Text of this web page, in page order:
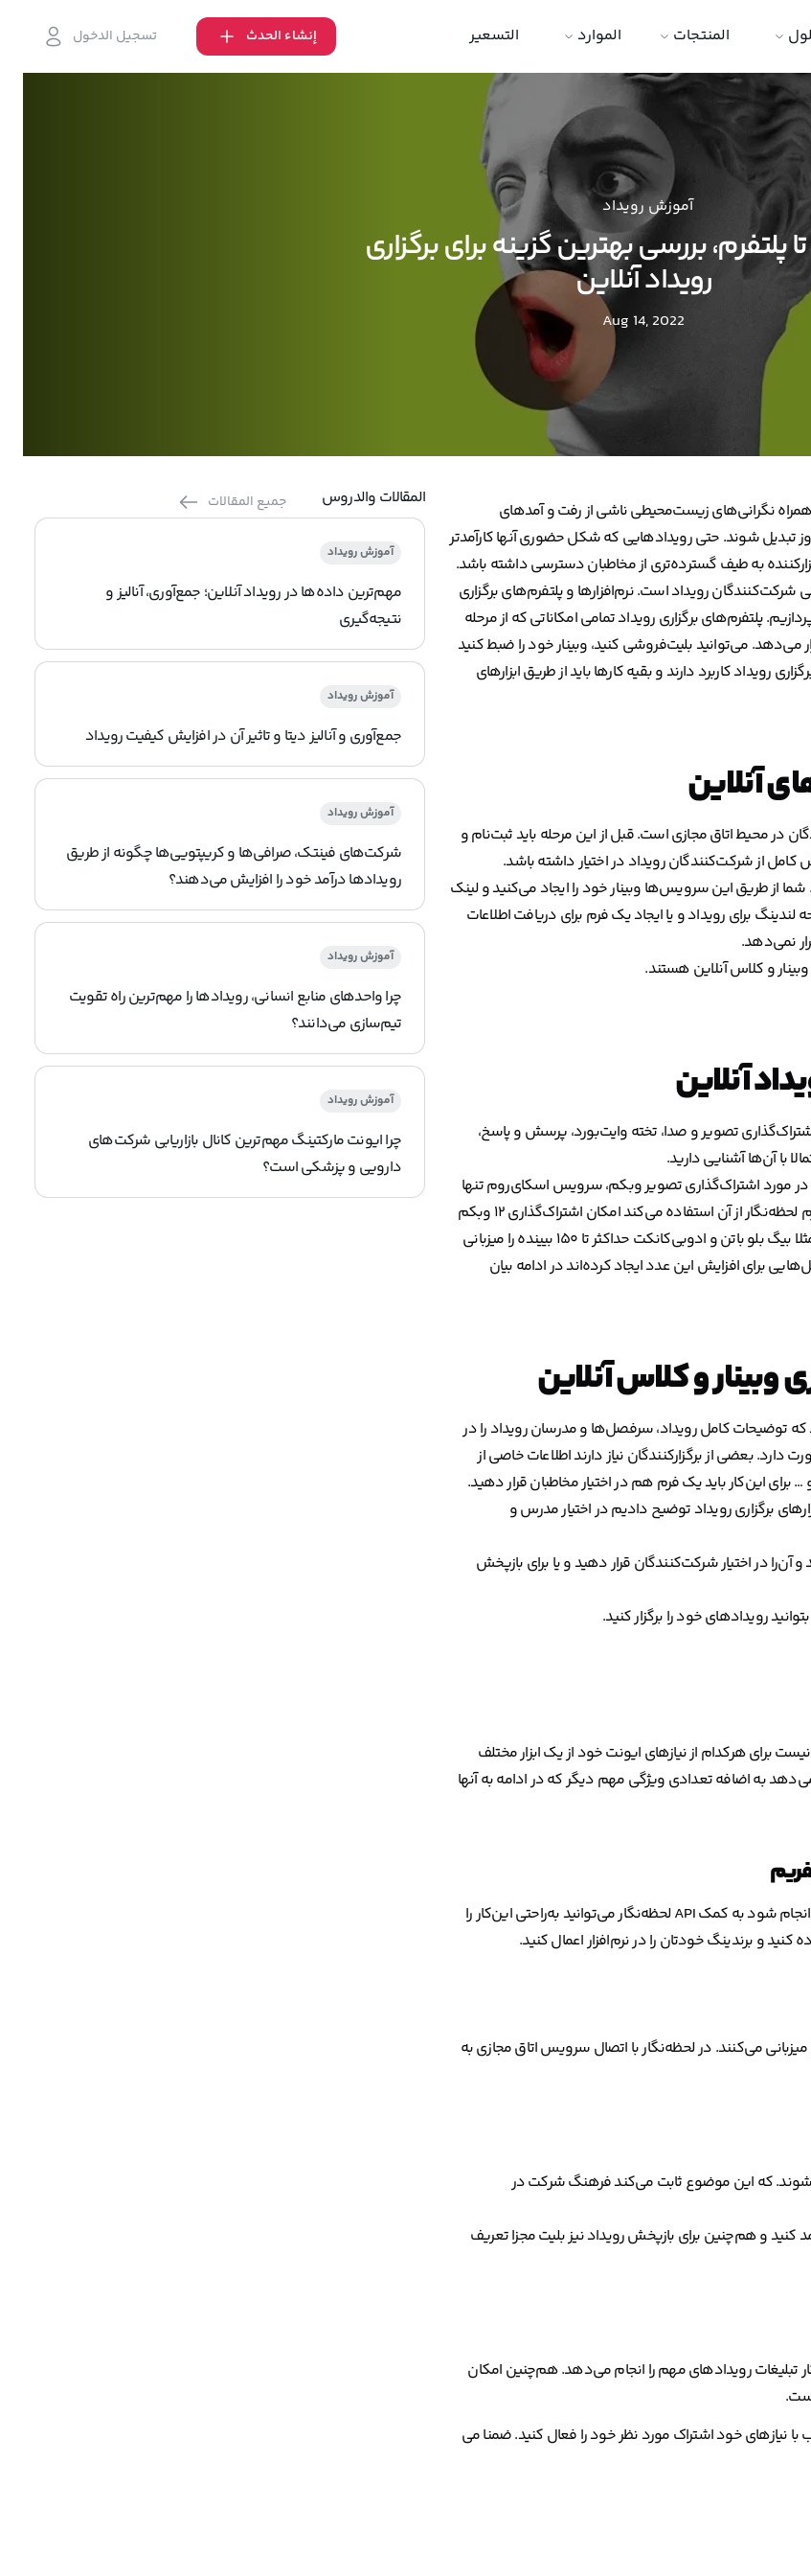
المنتجات الموارد التسعير إنشاء الحدث تسجيل الدخول
آموزش رویداد
پلتفرم، بررسی بهترین گزینه برای برگزاری
رویداد آنلاین
Aug 14, 2022
همراه نگرانی‌های زیست‌محیطی ناشی از رفت و آمدهای
تبدیل شوند. حتی رویدادهایی که شکل حضوری آنها کارآمدتر
به طیف گسترده‌تری از مخاطبان دسترسی داشته باشد.
شرکت‌کنندگان رویداد است. نرم‌افزارها و پلتفرم‌های برگزاری
پلتفرم‌های برگزاری رویداد تمامی امکاناتی که از مرحله
قرار می‌دهد. می‌توانید بلیت‌فروشی کنید، وبینار خود را ضبط کنید
رویداد کاربرد دارند و بقیه کارها باید از طریق ابزارهای
آنلاین
در محیط اتاق مجازی است. قبل از این مرحله باید ثبت‌نام و
کامل از شرکت‌کنندگان رویداد در اختیار داشته باشد.
شما از طریق این سرویس‌ها وبینار خود را ایجاد می‌کنید و لینک
برای رویداد و یا ایجاد یک فرم برای دریافت اطلاعات
نمی‌دهد.
و کلاس آنلاین هستند.
آنلاین
اشتراک‌گذاری تصویر و صدا، تخته وایت‌بورد، پرسش و پاسخ،
با آن‌ها آشنایی دارید.
در مورد اشتراک‌گذاری تصویر وبکم، سرویس اسکای‌روم تنها
برای چهار نفر به‌صورت همزمان این امکان را ایجاد می‌کند اما نرم‌افزاری که پلتفرم لحظه‌نگار از آن استفاده می‌کند امکان اشتراک‌گذاری ۱۲ وبکم
را فراهم می‌کند. در مورد تعداد شرکت‌کنندگان هم تفاوت زیادی وجود دارد. مثلا بیگ بلو باتن و ادوبی‌کانکت حداکثر تا ۱۵۰ بیینده را میزبانی
برای افزایش این عدد ایجاد کرده‌اند در ادامه بیان
وبینار و کلاس آنلاین
که توضیحات کامل رویداد، سرفصل‌ها و مدرسان رویداد را در
بعضی از برگزارکنندگان نیاز دارند اطلاعات خاصی از
این‌کار باید یک فرم هم در اختیار مخاطبان قرار دهید.
برگزاری رویداد توضیح دادیم در اختیار مدرس و
آن‌را در اختیار شرکت‌کنندگان قرار دهید و یا برای بازپخش
رویدادهای خود را برگزار کنید.
برای هرکدام از نیازهای ایونت خود از یک ابزار مختلف
می‌دهد به اضافه‌ تعدادی ویژگی مهم دیگر که در ادامه به آنها
درصورتی که بخواهید همه مراحل ثبت‌نام تا شرکت در وبینار در سایت خودتان انجام شود به کمک API لحظه‌نگار می‌توانید به‌راحتی این‌کار را
برگزاری وبینار حداکثر تا ۱۵۰ یا ۲۰۰ شرکت‌کننده را میزبانی می‌کنند. در لحظه‌نگار با اتصال سرویس اتاق مجازی به
برگزار می‌شوند. که این موضوع ثابت می‌کند فرهنگ شرکت در
کنید و هم‌چنین برای بازپخش رویداد نیز بلیت مجزا تعریف
تبلیغات رویدادهای مهم را انجام می‌دهد. هم‌چنین امکان
با نیازهای خود اشتراک مورد نظر خود را فعال کنید. ضمنا می
المقالات والدروس جميع المقالات
آموزش رویداد
مهم‌ترین داده‌ها در رویداد آنلاین؛ جمع‌آوری، آنالیز و
نتیجه‌گیری
آموزش رویداد
جمع‌آوری و آنالیز دیتا و تاثیر آن در افزایش کیفیت رویداد
آموزش رویداد
شرکت‌های فینتک، صرافی‌ها و کریپتویی‌ها چگونه از طریق
رویدادها درآمد خود را افزایش می‌دهند؟
آموزش رویداد
چرا واحدهای منابع انسانی، رویدادها را مهم‌ترین راه تقویت
تیم‌سازی می‌دانند؟
آموزش رویداد
چرا ایونت مارکتینگ مهم‌ترین کانال بازاریابی شرکت‌های
دارویی و پزشکی است؟